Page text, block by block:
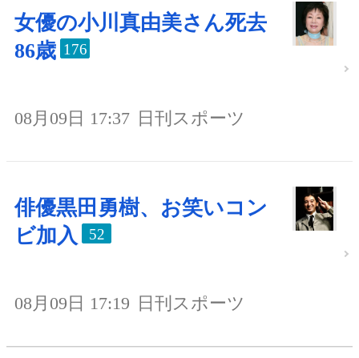
女優の小川真由美さん死去
86歳 176
08月09日 17:37 日刊スポーツ
俳優黒田勇樹、お笑いコン
ビ加入
52
08月09日 17:19 日刊スポーツ